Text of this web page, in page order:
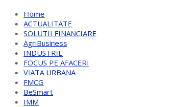
Home
ACTUALITATE
SOLUTII FINANCIARE
AgriBusiness
INDUSTRIE
FOCUS PE AFACERI
VIATA URBANA
FMCG
BeSmart
IMM